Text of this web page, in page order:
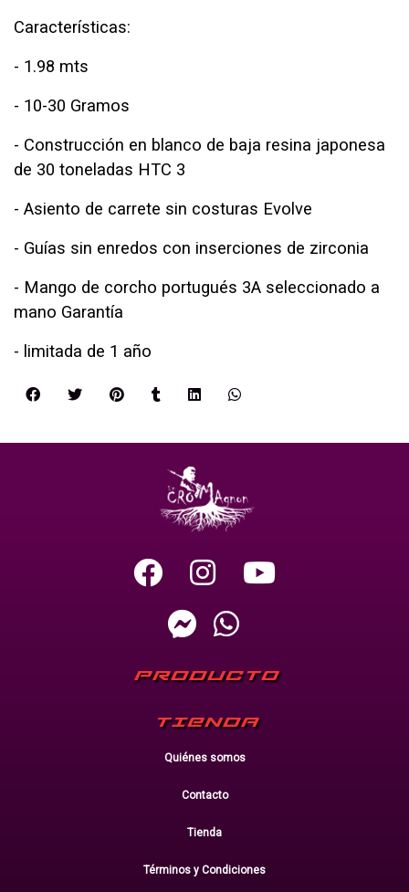
Características:
- 1.98 mts
- 10-30 Gramos
- Construcción en blanco de baja resina japonesa
de 30 toneladas HTC 3
- Asiento de carrete sin costuras Evolve
- Guías sin enredos con inserciones de zirconia
- Mango de corcho portugués 3A seleccionado a
mano Garantía
- limitada de 1 año
PRODUCTO
TIENDA
Quiénes somos
Contacto
Tienda
Términos y Condiciones